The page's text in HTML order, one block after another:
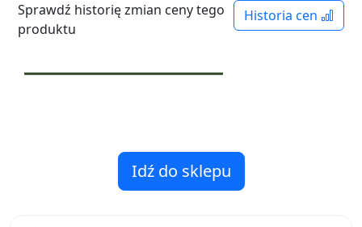
Historia cen
Sprawdź historię zmian ceny tego
produktu
Idź do sklepu